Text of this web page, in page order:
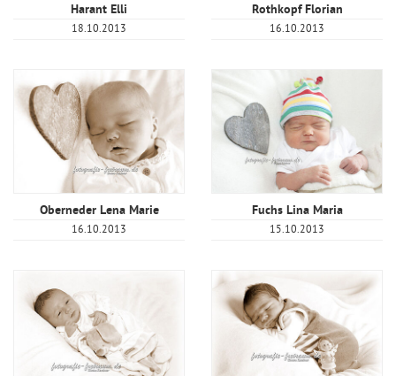
Harant Elli
18.10.2013
Rothkopf Florian
16.10.2013
Oberneder Lena Marie
16.10.2013
Fuchs Lina Maria
15.10.2013